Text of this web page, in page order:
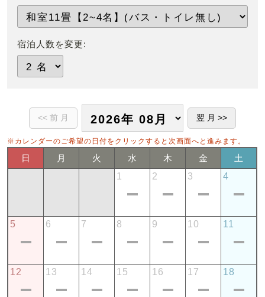
宿泊人数を変更:
※カレンダーのご希望の日付をクリックすると次画面へと進みます。
日 月 火 水 木 金
土
1
2 3 4
5 6 7 8 9 10 11
12 13 14 15 16 17 18